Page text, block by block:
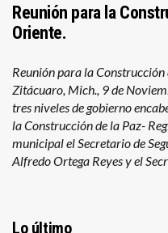
Reunión para la
Oriente.
Reunión para la
Zitácuaro, Mich., 9 de
tres niveles de gobierno
la Construcción de la Paz-
municipal el Secretario de
Alfredo Ortega Reyes y el
Lo último